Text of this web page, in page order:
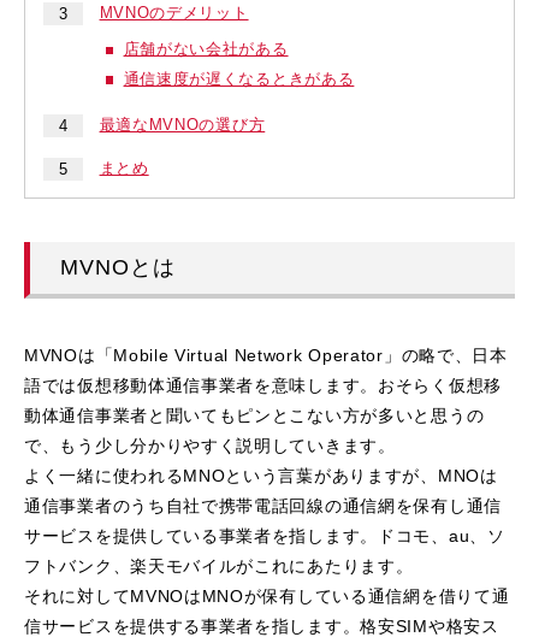
MVNOのデメリット
店舗がない会社がある
通信速度が遅くなるときがある
最適なMVNOの選び方
まとめ
MVNOとは
MVNOは「Mobile Virtual Network Operator」の略で、日本
語では仮想移動体通信事業者を意味します。おそらく仮想移
動体通信事業者と聞いてもピンとこない方が多いと思うの
で、もう少し分かりやすく説明していきます。
よく一緒に使われるMNOという言葉がありますが、MNOは
通信事業者のうち自社で携帯電話回線の通信網を保有し通信
サービスを提供している事業者を指します。ドコモ、au、ソ
フトバンク、楽天モバイルがこれにあたります。
それに対してMVNOはMNOが保有している通信網を借りて通
信サービスを提供する事業者を指します。格安SIMや格安ス